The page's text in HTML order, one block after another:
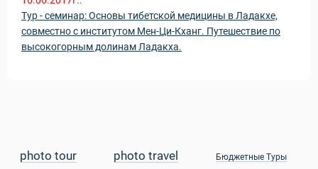
Тур - семинар: Основы тибетской медицины в Ладакхе,
совместно с институтом Мен-Ци-Кханг. Путешествие по
высокогорным долинам Ладакха.
photo tour photo travel Бюджетные Туры